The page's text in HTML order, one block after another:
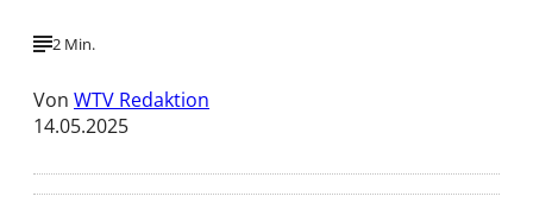
2 Min.
Von WTV Redaktion
14.05.2025